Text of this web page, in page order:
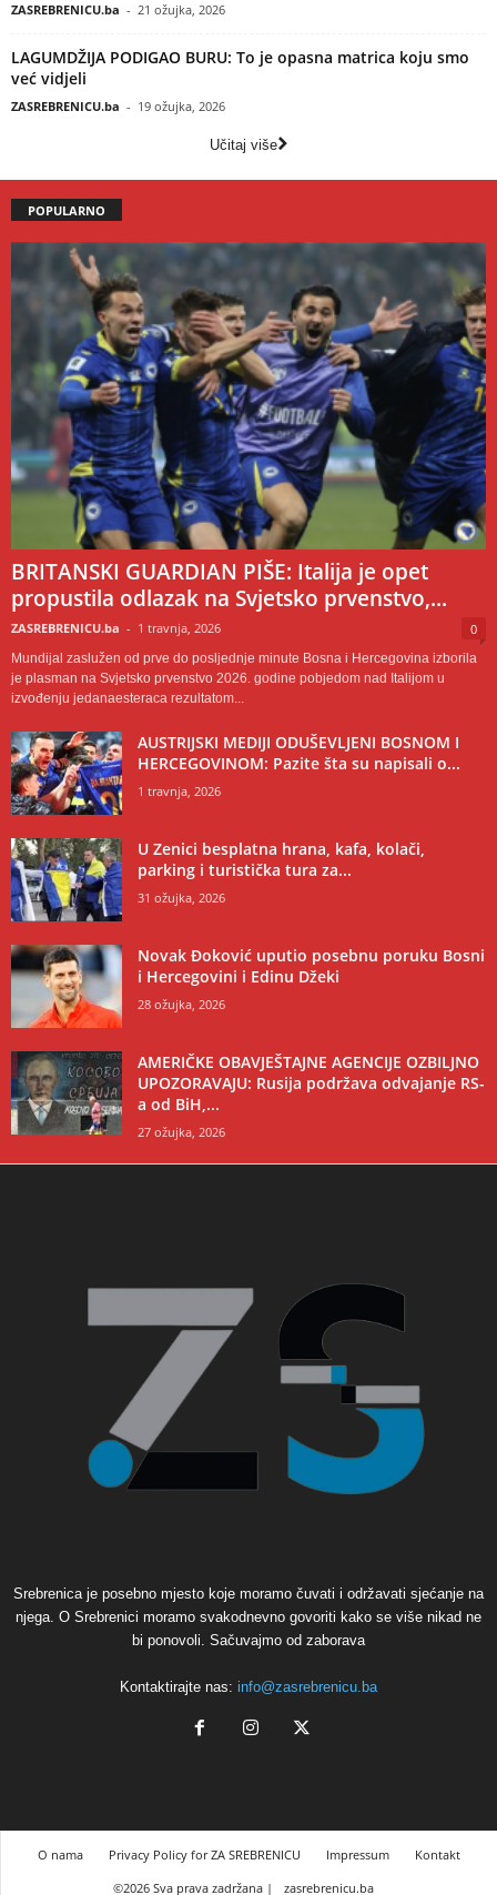
ZASREBRENICU.ba - 21 ožujka, 2026
LAGUMDŽIJA PODIGAO BURU: To je opasna matrica koju smo
već vidjeli
ZASREBRENICU.ba - 19 ožujka, 2026
Učitaj više
POPULARNO
BRITANSKI GUARDIAN PIŠE: Italija je opet
propustila odlazak na Svjetsko prvenstvo,...
ZASREBRENICU.ba - 1 travnja, 2026 0
Mundijal zaslužen od prve do posljednje minute Bosna i Hercegovina izborila
je plasman na Svjetsko prvenstvo 2026. godine pobjedom nad Italijom u
izvođenju jedanaesteraca rezultatom...
AUSTRIJSKI MEDIJI ODUŠEVLJENI BOSNOM I
HERCEGOVINOM: Pazite šta su napisali o...
1 travnja, 2026
U Zenici besplatna hrana, kafa, kolači,
parking i turistička tura za...
31 ožujka, 2026
Novak Đoković uputio posebnu poruku Bosni
i Hercegovini i Edinu Džeki
28 ožujka, 2026
AMERIČKE OBAVJEŠTAJNE AGENCIJE OZBILJNO
UPOZORAVAJU: Rusija podržava odvajanje RS-
a od BiH,...
27 ožujka, 2026
Srebrenica je posebno mjesto koje moramo čuvati i održavati sjećanje na
njega. O Srebrenici moramo svakodnevno govoriti kako se više nikad ne
bi ponovoli. Sačuvajmo od zaborava
Kontaktirajte nas: info@zasrebrenicu.ba
O nama Privacy Policy for ZA SREBRENICU Impressum
Kontakt
©2026 Sva prava zadržana |
zasrebrenicu.ba